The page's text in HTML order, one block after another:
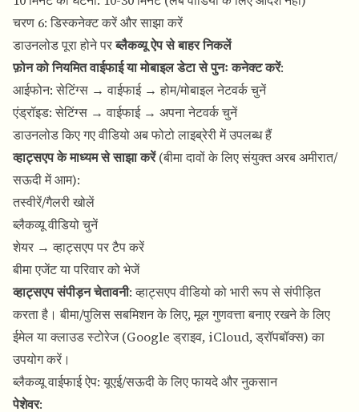
चरण 6: डिस्कनेक्ट करें और साझा करें
डाउनलोड पूरा होने परब्लैकव्यू ऐप से बाहर निकलें
फ़ोन को नियमित वाईफाई या मोबाइल डेटा से पुनः कनेक्ट करें:
आईफोन: सेटिंग्स → वाईफाई → होम/मोबाइल नेटवर्क चुनें
एंड्रॉइड: सेटिंग्स → वाईफाई → अपना नेटवर्क चुनें
डाउनलोड किए गए वीडियो अब फोटो लाइब्रेरी में उपलब्ध हैं
व्हाट्सएप के माध्यम से साझा करें(बीमा दावों के लिए संयुक्त अरब अमीरात/
सऊदी में आम):
तस्वीरें/गैलरी खोलें
ब्लैकव्यू वीडियो चुनें
शेयर → व्हाट्सएप पर टैप करें
बीमा एजेंट या परिवार को भेजें
व्हाट्सएप संपीड़न चेतावनी: व्हाट्सएप वीडियो को भारी रूप से संपीड़ित
करता है। बीमा/पुलिस सबमिशन के लिए, मूल गुणवत्ता बनाए रखने के लिए
ईमेल या क्लाउड स्टोरेज (Google ड्राइव, iCloud, ड्रॉपबॉक्स) का
उपयोग करें।
ब्लैकव्यू वाईफाई ऐप: यूएई/सऊदी के लिए फायदे और नुकसान
पेशेवर: